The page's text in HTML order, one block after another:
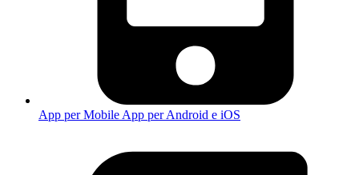
App per Mobile App per Android e iOS